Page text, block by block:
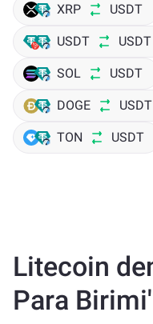
XRP USDT
USDT USDT
SOL USDT
DOGE USDT
TON USDT
Litecoin
Para